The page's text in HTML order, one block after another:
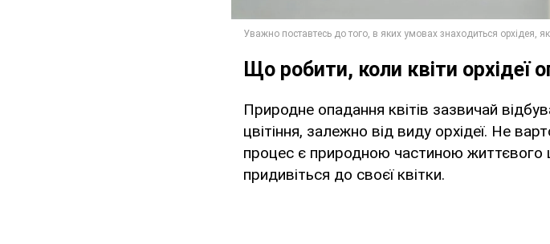
Що робити, коли квіти орхідеї
Природне опадання квітів зазвичай
цвітіння, залежно від виду орхідеї. Не
процес є природною частиною життєвого
придивіться до своєї квітки.